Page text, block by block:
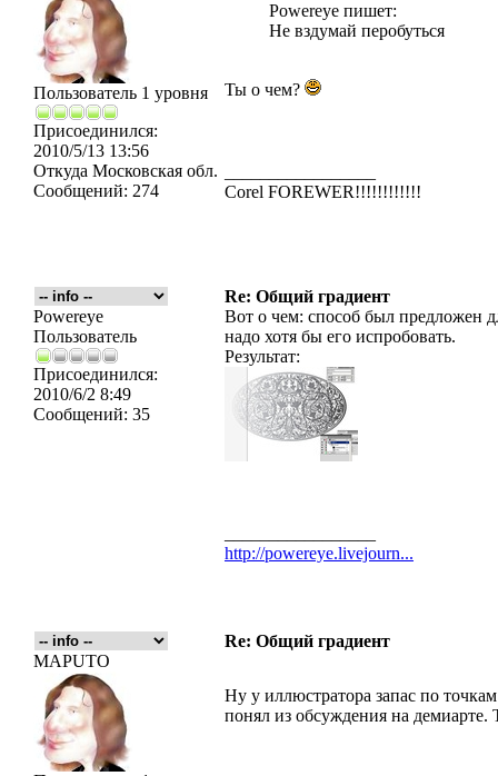
Пользователь 1 уровня
Присоединился:
2010/5/13 13:56
Откуда Московская обл.
Сообщений: 274
Powereye пишет:
Не вздумай перобуться
Ты о чем?
Corel FOREWER!!!!!!!!!!!!
Re: Общий градиент
Powereye
Пользователь
Присоединился:
2010/6/2 8:49
Сообщений: 35
Вот о чем: способ был предложен
надо хотя бы его испробовать.
Результат:
http://powereye.livejourn...
Re: Общий градиент
MAPUTO
Ну у иллюстратора запас по
понял из обсуждения на демиарте.